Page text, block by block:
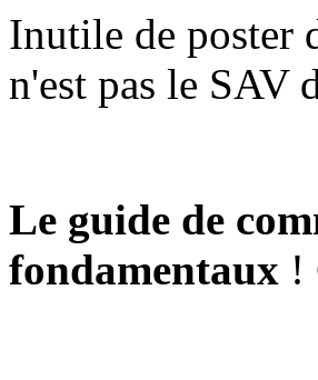
Inutile de poster
n'est pas le SAV
Le guide de
fondamentaux !